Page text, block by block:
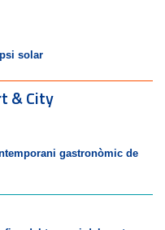
solar
& City
gastronòmic de